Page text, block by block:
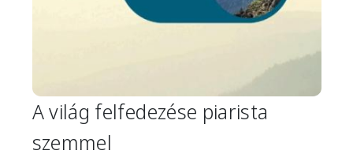
A világ felfedezése piarista
szemmel